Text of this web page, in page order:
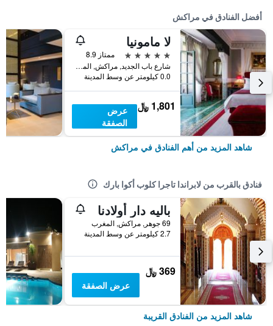
أفضل الفنادق في مراكش
لا مامونيا
5 نجوم
ممتاز 8.9
شارع باب الجديد, مراكش, المغرب
0.0 كيلومتر عن وسط المدينة
1,801 ﷼
عرض
الصفقة
شاهد المزيد من أهم الفنادق في مراكش
فنادق بالقرب من لابراندا تاجرا كلوب أكوا بارك
باليه دار أولادنا
69 جوهر, مراكش, المغرب
2.7 كيلومتر عن وسط المدينة
369 ﷼
عرض الصفقة
شاهد المزيد من الفنادق القريبة